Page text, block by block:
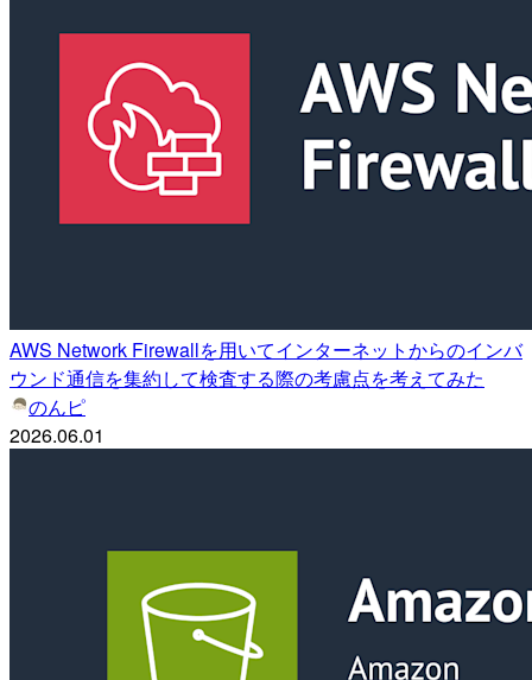
AWS Network Firewallを用いてインターネットからのインバ
ウンド通信を集約して検査する際の考慮点を考えてみた
のんピ
2026.06.01